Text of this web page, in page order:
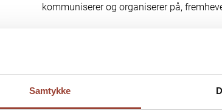
Samtykke
kommuniserer og organiserer på,